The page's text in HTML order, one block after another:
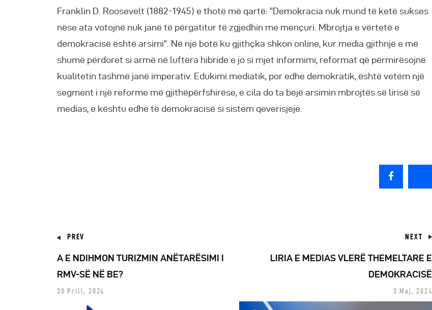
Franklin D. Roosevelt (1882-1945) e thotë më qartë: “Demokracia nuk mund të ketë sukses
nëse ata votojnë nuk janë të përgatitur të zgjedhin me mençuri. Mbrojtja e vërtetë e
demokracisë është arsimi”. Në një botë ku gjithçka shkon online, kur media gjithnjë e më
shumë përdoret si armë në luftëra hibride e jo si mjet informimi, reformat që përmirësojnë
kualitetin tashmë janë imperativ. Edukimi mediatik, por edhe demokratik, është vetëm një
segment i një reforme më gjithëpërfshirëse, e cila do ta bëjë arsimin mbrojtës së lirisë së
medias, e kështu edhe të demokracisë si sistem qeverisjeje.
PREV
A E NDIHMON TURIZMIN ANËTARËSIMI I
RMV-SË NË BE?
30 Prill, 2024
NEXT
LIRIA E MEDIAS VLERË THEMELTARE E
DEMOKRACISË
3 Maj, 2024